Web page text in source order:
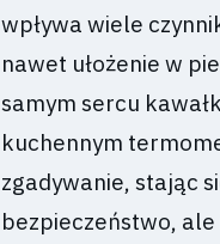
wpływa wiele
nawet ułożenie w
samym sercu
kuchennym
zgadywanie, stając
bezpieczeństwo,